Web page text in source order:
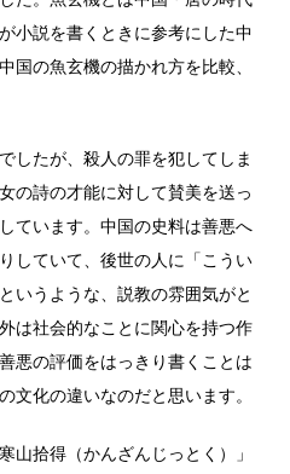
小説を書くときに参考にした中
国の魚玄機の描かれ方を比較、
したが、殺人の罪を犯してしま
の詩の才能に対して賛美を送っ
ています。中国の史料は善悪へ
していて、後世の人に「こうい
いうような、説教の雰囲気がと
は社会的なことに関心を持つ作
悪の評価をはっきり書くことは
文化の違いなのだと思います。
山拾得（かんざんじっとく）」